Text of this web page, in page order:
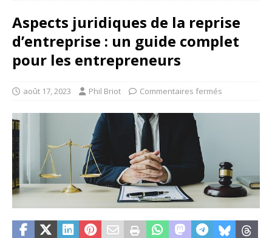
Aspects juridiques de la reprise
d’entreprise : un guide complet
pour les entrepreneurs
août 17, 2023 Phil Briot Commentaires fermés